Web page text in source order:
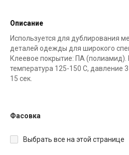
Описание
Используется для дублирования
деталей одежды для широкого
Клеевое покрытие: ПА
температура 125-150 С, давление
15 сек.
Фасовка
Выбрать все на этой странице